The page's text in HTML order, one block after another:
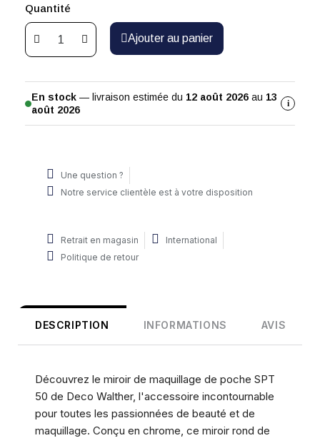
Quantité
Ajouter au panier
En stock — livraison estimée du 12 août 2026 au 13
août 2026
i
Une question ?
Notre service clientèle est à votre disposition
Retrait en magasin
International
Politique de retour
DESCRIPTION INFORMATIONS AVIS
Découvrez le miroir de maquillage de poche SPT
50 de Deco Walther, l'accessoire incontournable
pour toutes les passionnées de beauté et de
maquillage. Conçu en chrome, ce miroir rond de